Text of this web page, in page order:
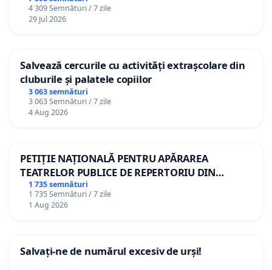
4 309 Semnături / 7 zile
29 Jul 2026
Salvează cercurile cu activități extrașcolare din
cluburile și palatele copiilor
3 063 semnături
3 063 Semnături / 7 zile
4 Aug 2026
PETIȚIE NAȚIONALĂ PENTRU APĂRAREA
TEATRELOR PUBLICE DE REPERTORIU DIN
ROMÂNIA
1 735 semnături
1 735 Semnături / 7 zile
1 Aug 2026
Salvați-ne de numărul excesiv de urși!